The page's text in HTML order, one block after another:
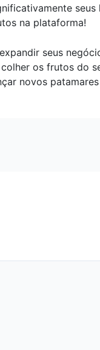
seus
na plataforma!
seus
os frutos do
novos